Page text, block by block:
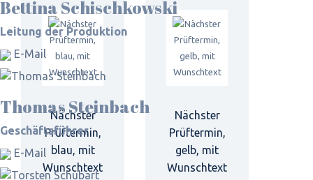
Bettina Schischkowski
Leitung der Produktion
E-Mail
Thomas Steinbach
Geschäftsführer
E-Mail
Nächster
Prüftermin,
blau, mit
Wunschtext
Nächster
Prüftermin,
gelb, mit
Wunschtext